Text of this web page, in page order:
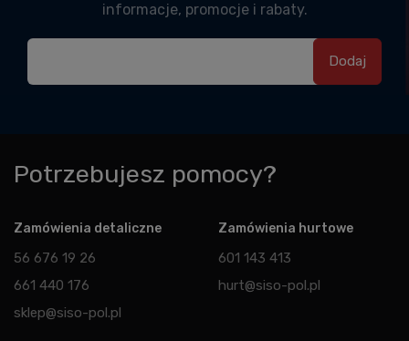
informacje, promocje i rabaty.
Potrzebujesz pomocy?
Zamówienia detaliczne
56 676 19 26
661 440 176
sklep@siso-pol.pl
Zamówienia hurtowe
601 143 413
hurt@siso-pol.pl